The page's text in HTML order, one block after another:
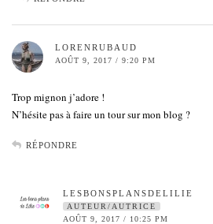
LORENRUBAUD
AOÛT 9, 2017 / 9:20 PM
Trop mignon j’adore !
N’hésite pas à faire un tour sur mon blog ?
RÉPONDRE
LESBONSPLANSDELILIE
AUTEUR/AUTRICE
AOÛT 9, 2017 / 10:25 PM